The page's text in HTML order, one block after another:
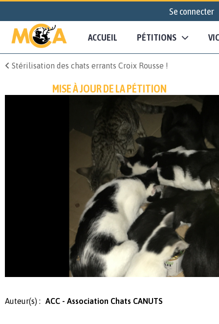
Se connecter
ACCUEIL PÉTITIONS
Stérilisation des chats errants Croix Rousse !
MISE À JOUR DE LA PÉTITION
Auteur(s) : ACC - Association Chats CANUTS